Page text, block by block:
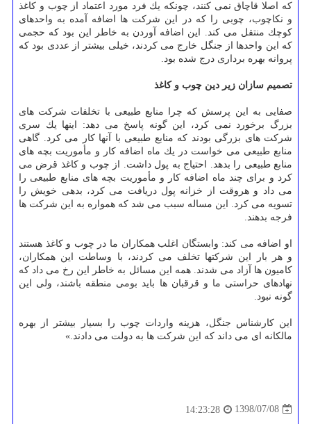
كه اصلا قاچاق نمی كنند، چونكه یك فرد مورد اعتماد از چوب و كاغذ
و نكاچوب، چوبی را كه در این شركت ها اضافه آمده به واحدهای
كوچك منتقل می كند. این اضافه آوردن به خاطر این بود كه حجمی
كه این واحدها از جنگل خارج می كردند، خیلی بیشتر از عددی بود كه
پروانه بهره برداری درج شده بود.
تصمیم سازان زیر دین چوب و كاغذ
صفایی به این پرسش كه چرا منابع طبیعی با تخلفات شركت های
بزرگ برخورد نمی كرد، این گونه پاسخ می دهد: اینها یك سری
شركت های بزرگی بودند كه منابع طبیعی با آنها كار می كرد. گاهی
منابع طبیعی می خواست در یك ماه اضافه كار و مأموریت بچه های
منابع طبیعی را بدهد. احتیاج به پول داشت. از چوب و كاغذ قرض می
كرد و برای چند ماه اضافه كار و مأموریت بچه های منابع طبیعی را
می داد و هروقت از خزانه پول دریافت می كرد، بدهی خویش را
تسویه می كرد. این مساله سبب می شد كه همواره به این شركت ها
فرجه بدهند.
او اضافه می كند: وابستگان اغلب همكاران ما در چوب و كاغذ هستند
و هر بار این شركت‎ها تخلف می كردند، با وساطت این همكاران،
كامیون ها آزاد می شدند. همه این مسائل به خاطر این رخ می داد كه
نهادهای حراستی ما و قرقبان ها باید بومی منطقه باشند، ولی این
گونه نبود.
این كارشناس جنگل، هزینه واردات چوب را بسیار بیشتر از بهره
مالكانه ای می داند كه این شركت ها به دولت می دادند.»
1398/07/08
14:23:28